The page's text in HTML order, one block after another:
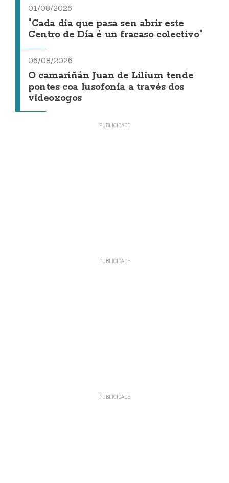
01/08/2026
"Cada día que pasa sen abrir este
Centro de Día é un fracaso colectivo"
06/08/2026
O camariñán Juan de Lilium tende
pontes coa lusofonía a través dos
videoxogos